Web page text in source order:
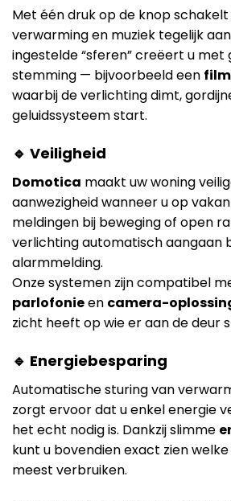
Met één druk op de knop
verwarming en muziek tegelijk
ingestelde “sferen” creëert u met
stemming — bijvoorbeeld een
waarbij de verlichting dimt,
geluidssysteem start.
🔹 Veiligheid
Domotica maakt uw woning
aanwezigheid wanneer u op
meldingen bij beweging of open
verlichting automatisch aangaan
alarmmelding.
Onze systemen zijn compatibel
parlofonieen camera-
zicht heeft op wie er aan de deur
🔹 Energiebesparing
Automatische sturing van
zorgt ervoor dat u enkel energie
het echt nodig is. Dankzij slimme
kunt u bovendien exact zien
meest verbruiken.